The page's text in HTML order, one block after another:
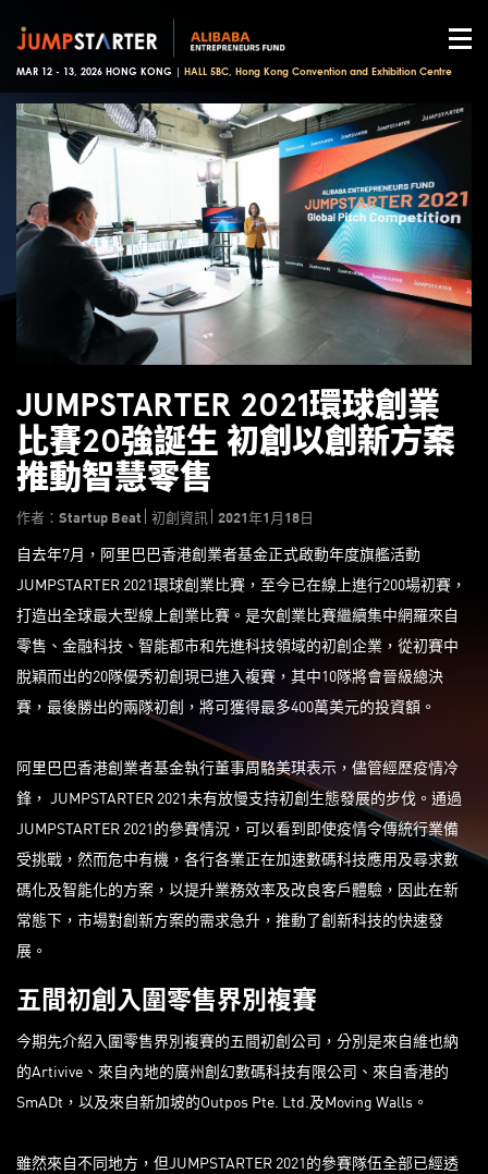
MAR 12 - 13, 2026 HONG KONG | HALL 5BC, Hong Kong Convention and Exhibition Centre
JUMPSTARTER 2021環球創業
比賽20強誕生 初創以創新方案
推動智慧零售
作者：Startup Beat 初創資訊 2021年1月18日
自去年7月，阿里巴巴香港創業者基金正式啟動年度旗艦活動
JUMPSTARTER 2021環球創業比賽，至今已在線上進行200場初賽，
打造出全球最大型線上創業比賽。是次創業比賽繼續集中網羅來自
零售、金融科技、智能都市和先進科技領域的初創企業，從初賽中
脫穎而出的20隊優秀初創現已進入複賽，其中10隊將會晉級總決
賽，最後勝出的兩隊初創，將可獲得最多400萬美元的投資額。
阿里巴巴香港創業者基金執行董事周駱美琪表示，儘管經歷疫情冷
鋒， JUMPSTARTER 2021未有放慢支持初創生態發展的步伐。通過
JUMPSTARTER 2021的參賽情況，可以看到即使疫情令傳統行業備
受挑戰，然而危中有機，各行各業正在加速數碼科技應用及尋求數
碼化及智能化的方案，以提升業務效率及改良客戶體驗，因此在新
常態下，市場對創新方案的需求急升，推動了創新科技的快速發
展。
五間初創入圍零售界別複賽
今期先介紹入圍零售界別複賽的五間初創公司，分別是來自維也納
的Artivive、來自內地的廣州創幻數碼科技有限公司、來自香港的
SmADt，以及來自新加坡的Outpos Pte. Ltd.及Moving Walls。
雖然來自不同地方，但JUMPSTARTER 2021的參賽隊伍全部已經透